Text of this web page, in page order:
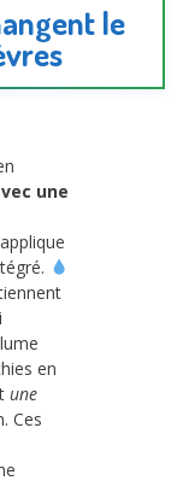
le
une
en
une
Ces